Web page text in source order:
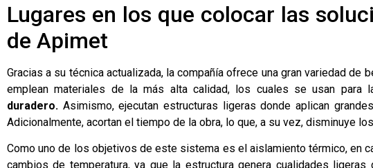
Lugares en los que colocar las
de Apimet
Gracias a su técnica actualizada, la compañía ofrece una gran variedad de
emplean materiales de la más alta calidad, los cuales se usan para
duradero. Asimismo, ejecutan estructuras ligeras donde aplican
Adicionalmente, acortan el tiempo de la obra, lo que, a su vez, disminuye
Como uno de los objetivos de este sistema es el aislamiento térmico, en
cambios de temperatura, ya que la estructura genera cualidades